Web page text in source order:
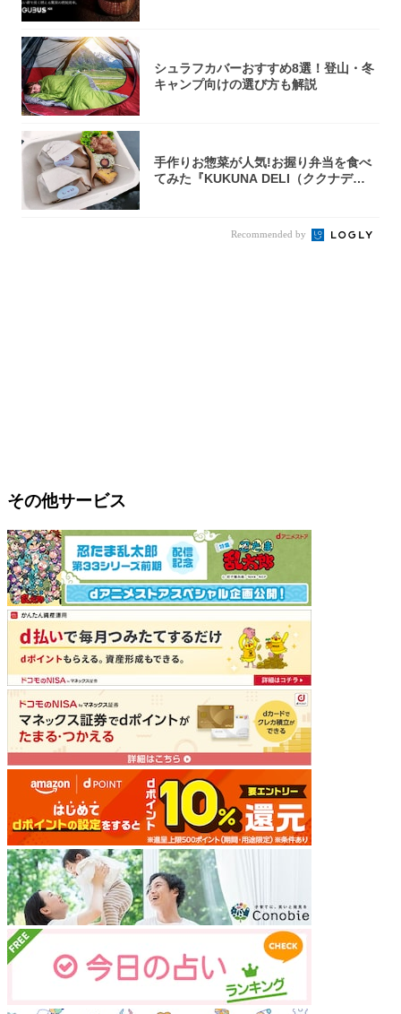
シュラフカバーおすすめ8選！登山・冬
キャンプ向けの選び方も解説
手作りお惣菜が人気!お握り弁当を食べ
てみた『KUKUNA DELI（ククナデ
Recommended by
その他サービス